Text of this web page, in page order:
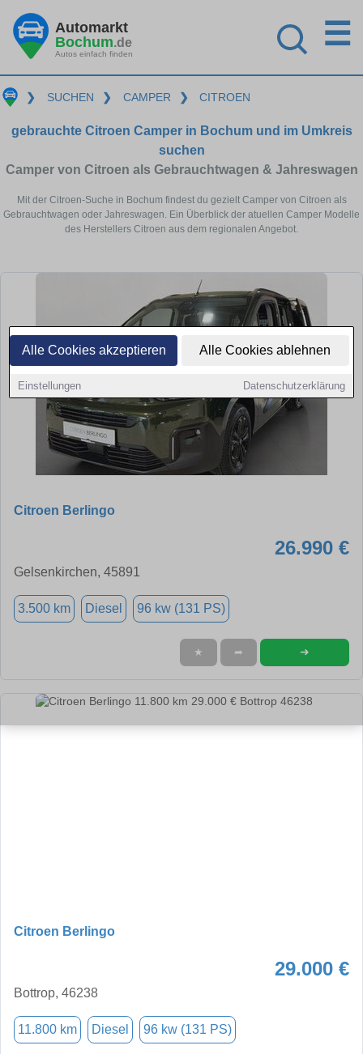
Alle Cookies akzeptieren Alle Cookies ablehnen
Einstellungen Datenschutzerklärung
Automarkt
Bochum.de
Autos einfach finden
☰
❯ SUCHEN ❯ CAMPER ❯ CITROEN
gebrauchte Citroen Camper in Bochum und im Umkreis
suchen
Camper von Citroen als Gebrauchtwagen & Jahreswagen
Mit der Citroen-Suche in Bochum findest du gezielt Camper von Citroen als
Gebrauchtwagen oder Jahreswagen. Ein Überblick der atuellen Camper Modelle
des Herstellers Citroen aus dem regionalen Angebot.
Citroen Berlingo
26.990 €
Gelsenkirchen, 45891
3.500 km Diesel 96 kw (131 PS)
★ ➦ ➜
Citroen Berlingo
29.000 €
Bottrop, 46238
11.800 km Diesel 96 kw (131 PS)